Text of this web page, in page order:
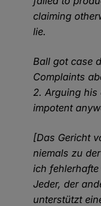
claiming
lie.
Ball got case
Complaints
2. Arguing his
impotent
[Das Gericht
niemals zu
ich
Jeder, der
unterstützt